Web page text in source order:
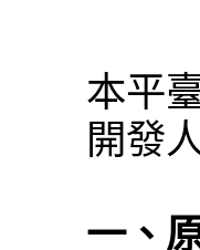
本平
開發
一、